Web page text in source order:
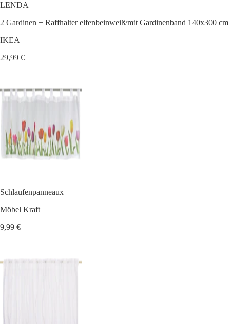
LENDA
2 Gardinen + Raffhalter elfenbeinweiß/mit Gardinenband 140x300 cm
IKEA
29,99 €
Schlaufenpanneaux
Möbel Kraft
9,99 €